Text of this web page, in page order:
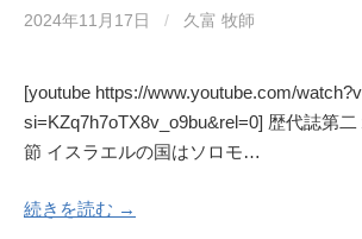
2024年11月17日 / 久富 牧師
[youtube https://www.youtube.com/
si=KZq7h7oTX8v_o9bu&rel=0] 歴代誌第二
節 イスラエルの国はソロモ…
続きを読む →